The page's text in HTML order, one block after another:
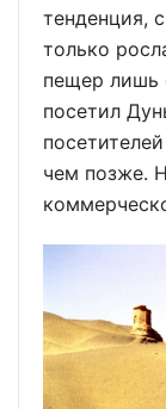
тенденция,
только
пещер лишь
посетил
чем позже.